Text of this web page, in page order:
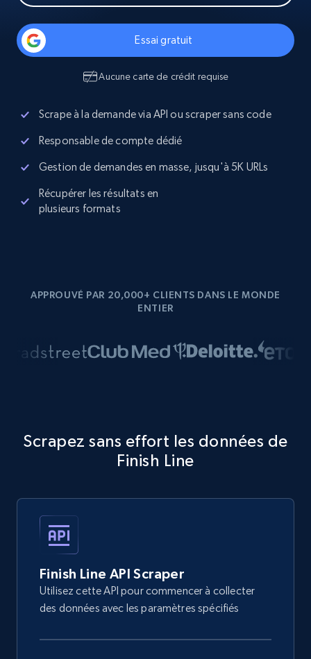
Essai gratuit
Aucune carte de crédit requise
Scrape à la demande via API ou scraper sans code
Responsable de compte dédié
Gestion de demandes en masse, jusqu'à 5K URLs
Récupérer les résultats en
plusieurs formats
APPROUVÉ PAR 20,000+ CLIENTS DANS LE MONDE
ENTIER
Scrapez sans effort les données de
Finish Line
Finish Line API Scraper
Utilisez cette API pour commencer à collecter
des données avec les paramètres spécifiés